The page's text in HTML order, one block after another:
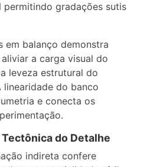
gradações sutis
em balanço demonstra
a carga visual do
leveza estrutural do
do banco
e conecta os
do Detalhe
indireta confere